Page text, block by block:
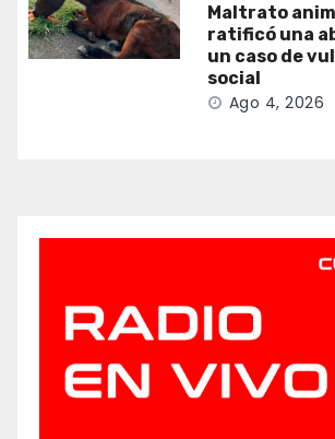
Maltrato
ratificó una
un caso de
social
Ago 4, 2026